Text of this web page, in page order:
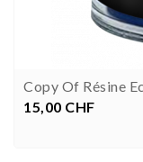
Copy Of Résine
Preis
15,00 CHF